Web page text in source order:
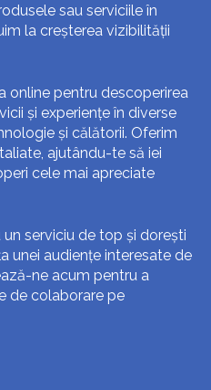
sau serviciile în
la creșterea vizibilității
online pentru descoperirea
și experiențe în diverse
și călătorii. Oferim
ajutându-te să iei
cele mai apreciate
serviciu de top și dorești
unei audiențe interesate de
ne acum pentru a
de colaborare pe